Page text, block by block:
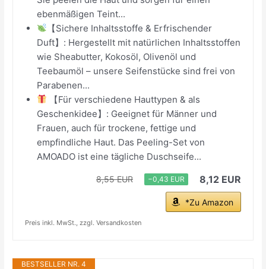
ebenmäßigen Teint...
【Sichere Inhaltsstoffe & Erfrischender
Duft】: Hergestellt mit natürlichen Inhaltsstoffen
wie Sheabutter, Kokosöl, Olivenöl und
Teebaumöl – unsere Seifenstücke sind frei von
Parabenen...
【Für verschiedene Hauttypen & als
Geschenkidee】: Geeignet für Männer und
Frauen, auch für trockene, fettige und
empfindliche Haut. Das Peeling-Set von
AMOADO ist eine tägliche Duschseife...
8,55 EUR −0,43 EUR 8,12 EUR
*Zu Amazon
Preis inkl. MwSt., zzgl. Versandkosten
BESTSELLER NR. 4